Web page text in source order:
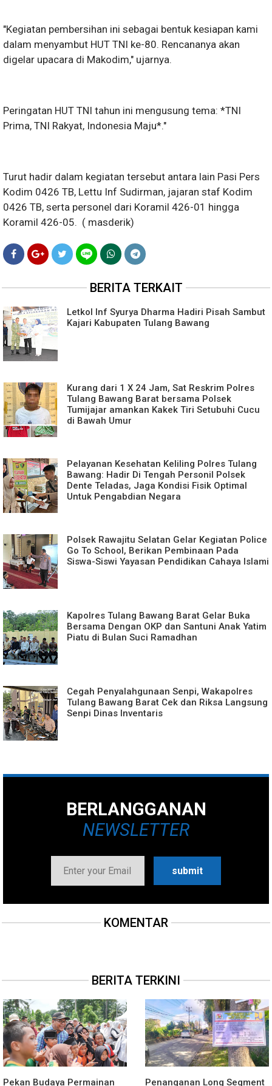
"Kegiatan pembersihan ini sebagai bentuk kesiapan kami
dalam menyambut HUT TNI ke-80. Rencananya akan
digelar upacara di Makodim," ujarnya.
Peringatan HUT TNI tahun ini mengusung tema: *TNI
Prima, TNI Rakyat, Indonesia Maju*."
Turut hadir dalam kegiatan tersebut antara lain Pasi Pers
Kodim 0426 TB, Lettu Inf Sudirman, jajaran staf Kodim
0426 TB, serta personel dari Koramil 426-01 hingga
Koramil 426-05. ( masderik)
BERITA TERKAIT
Letkol Inf Syurya Dharma Hadiri Pisah Sambut
Kajari Kabupaten Tulang Bawang
Kurang dari 1 X 24 Jam, Sat Reskrim Polres
Tulang Bawang Barat bersama Polsek
Tumijajar amankan Kakek Tiri Setubuhi Cucu
di Bawah Umur
Pelayanan Kesehatan Keliling Polres Tulang
Bawang: Hadir Di Tengah Personil Polsek
Dente Teladas, Jaga Kondisi Fisik Optimal
Untuk Pengabdian Negara
Polsek Rawajitu Selatan Gelar Kegiatan Police
Go To School, Berikan Pembinaan Pada
Siswa-Siswi Yayasan Pendidikan Cahaya Islami
Kapolres Tulang Bawang Barat Gelar Buka
Bersama Dengan OKP dan Santuni Anak Yatim
Piatu di Bulan Suci Ramadhan
Cegah Penyalahgunaan Senpi, Wakapolres
Tulang Bawang Barat Cek dan Riksa Langsung
Senpi Dinas Inventaris
BERLANGGANAN
NEWSLETTER
KOMENTAR
BERITA TERKINI
Pekan Budaya Permainan Penanganan Long Segment